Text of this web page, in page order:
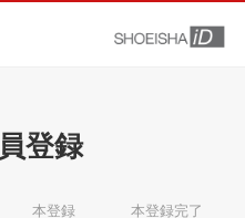
登録
本登録 本登録完了